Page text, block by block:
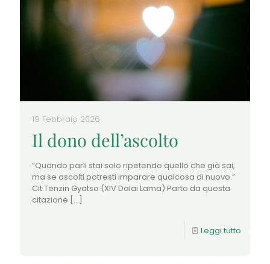
19 Febbraio 2026
Il dono dell’ascolto
“Quando parli stai solo ripetendo quello che già sai,
ma se ascolti potresti imparare qualcosa di nuovo.”
Cit.Tenzin Gyatso (XIV Dalai Lama) Parto da questa
citazione […]
Leggi tutto